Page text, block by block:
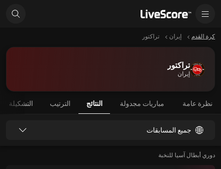
كرة القدم إيران تراكتور
تراكتور
إيران
نظرة عامة مباريات مجدولة النتائج الترتيب التشكيلة
جميع المسابقات
دوري أبطال آسيا للنخبة